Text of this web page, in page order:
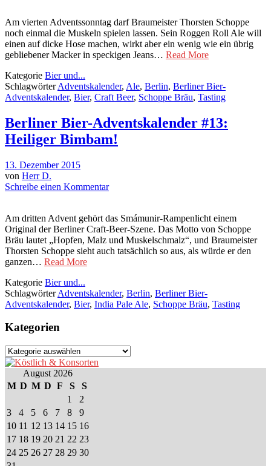
Am vierten Adventssonntag darf Braumeister Thorsten Schoppe
noch einmal die Muskeln spielen lassen. Sein Roggen Roll Ale will
einen auf dicke Hose machen, wirkt aber ein wenig wie ein übrig
gebliebener Macker in speckigen Jeans… Read More
Kategorie Bier und...
SchlagwörterAdventskalender, Ale, Berlin, Berliner Bier-
Adventskalender, Bier, Craft Beer, Schoppe Bräu, Tasting
Berliner Bier-Adventskalender #13:
Heiliger Bimbam!
13. Dezember 2015
von Herr D.
Schreibe einen Kommentar
Am dritten Advent gehört das Smámunir-Rampenlicht einem
Original der Berliner Craft-Beer-Szene. Das Motto von Schoppe
Bräu lautet „Hopfen, Malz und Muskelschmalz“, und Braumeister
Thorsten Schoppe sieht auch tatsächlich so aus, als würde er den
ganzen… Read More
Kategorie Bier und...
SchlagwörterAdventskalender, Berlin, Berliner Bier-
Adventskalender, Bier, India Pale Ale, Schoppe Bräu, Tasting
Kategorien
Kategorien
August 2026
M D M D F S
S
1
2
3
4 5 6 7 8
9
10 11 12 13 14 15 16
17 18 19 20 21 22 23
24 25 26 27 28 29 30